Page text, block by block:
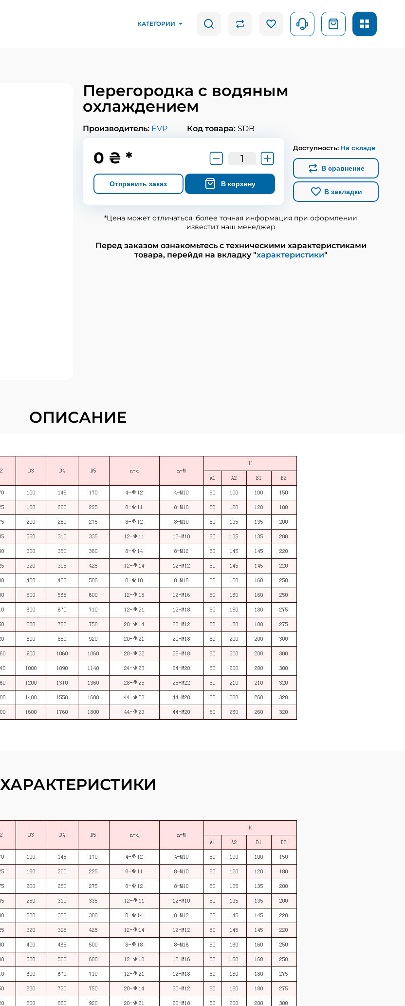
КАТЕГОРИИ
Перегородка с водяным
охлаждением
Производитель: EVP Код товара: SDB
0 ₴ *
Отправить заказ В корзину
Доступность: На складе
В сравнение
В закладки
*Цена может отличаться, более точная информация при оформлении
известит наш менеджер
Перед заказом ознакомьтесь с техническими характеристиками
товара, перейдя на вкладку "характеристики"
ОПИСАНИЕ
ХАРАКТЕРИСТИКИ